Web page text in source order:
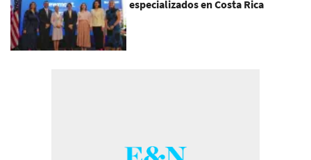
especializados en Costa Rica